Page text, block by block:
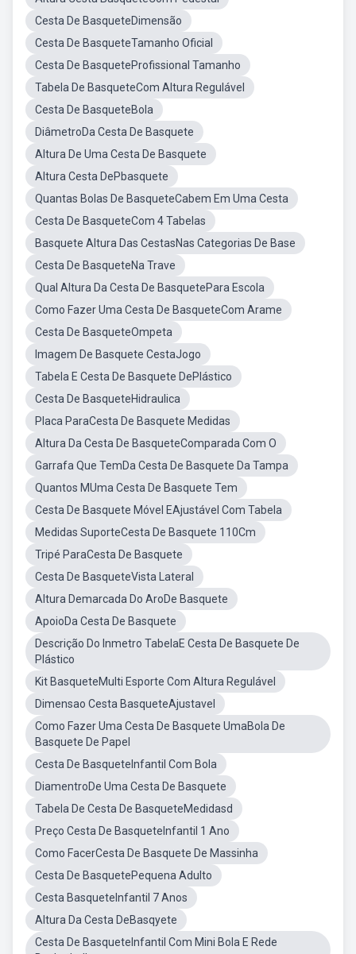
Cesta De BasqueteDimensão
Cesta De BasqueteTamanho Oficial
Cesta De BasqueteProfissional Tamanho
Tabela De BasqueteCom Altura Regulável
Cesta De BasqueteBola
DiâmetroDa Cesta De Basquete
Altura De Uma Cesta De Basquete
Altura Cesta DePbasquete
Quantas Bolas De BasqueteCabem Em Uma Cesta
Cesta De BasqueteCom 4 Tabelas
Basquete Altura Das CestasNas Categorias De Base
Cesta De BasqueteNa Trave
Qual Altura Da Cesta De BasquetePara Escola
Como Fazer Uma Cesta De BasqueteCom Arame
Cesta De BasqueteOmpeta
Imagem De Basquete CestaJogo
Tabela E Cesta De Basquete DePlástico
Cesta De BasqueteHidraulica
Placa ParaCesta De Basquete Medidas
Altura Da Cesta De BasqueteComparada Com O
Garrafa Que TemDa Cesta De Basquete Da Tampa
Quantos MUma Cesta De Basquete Tem
Cesta De Basquete Móvel EAjustável Com Tabela
Medidas SuporteCesta De Basquete 110Cm
Tripé ParaCesta De Basquete
Cesta De BasqueteVista Lateral
Altura Demarcada Do AroDe Basquete
ApoioDa Cesta De Basquete
Descrição Do Inmetro TabelaE Cesta De Basquete De
Plástico
Kit BasqueteMulti Esporte Com Altura Regulável
Dimensao Cesta BasqueteAjustavel
Como Fazer Uma Cesta De Basquete UmaBola De
Basquete De Papel
Cesta De BasqueteInfantil Com Bola
DiamentroDe Uma Cesta De Basquete
Tabela De Cesta De BasqueteMedidasd
Preço Cesta De BasqueteInfantil 1 Ano
Como FacerCesta De Basquete De Massinha
Cesta De BasquetePequena Adulto
Cesta BasqueteInfantil 7 Anos
Altura Da Cesta DeBasqyete
Cesta De BasqueteInfantil Com Mini Bola E Rede